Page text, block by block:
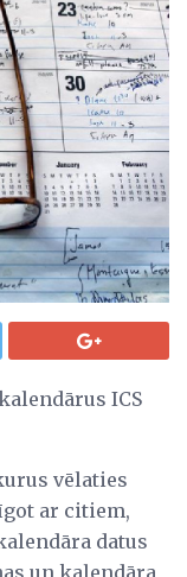
ICS
vēlaties
ar citiem,
datus
un kalendāra